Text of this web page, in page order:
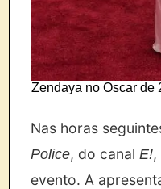
Zendaya no Oscar de
Nas horas
Police, do canal E!
evento. A